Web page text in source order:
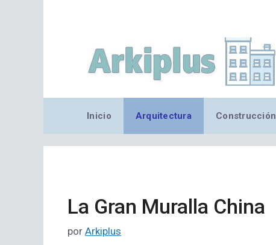
Inicio Arquitectura Construcción
La Gran Muralla China
por Arkiplus